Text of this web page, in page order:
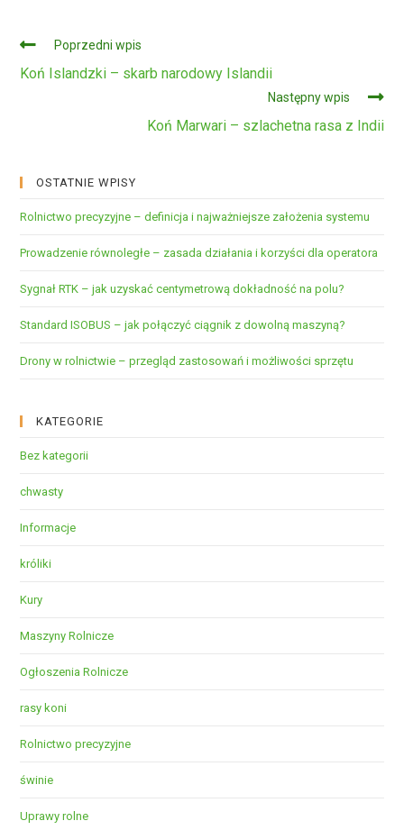
Czytaj
dalej
Poprzedni wpis
Koń Islandzki – skarb narodowy Islandii
Następny wpis
Koń Marwari – szlachetna rasa z Indii
OSTATNIE WPISY
Rolnictwo precyzyjne – definicja i najważniejsze założenia systemu
Prowadzenie równoległe – zasada działania i korzyści dla operatora
Sygnał RTK – jak uzyskać centymetrową dokładność na polu?
Standard ISOBUS – jak połączyć ciągnik z dowolną maszyną?
Drony w rolnictwie – przegląd zastosowań i możliwości sprzętu
KATEGORIE
Bez kategorii
chwasty
Informacje
króliki
Kury
Maszyny Rolnicze
Ogłoszenia Rolnicze
rasy koni
Rolnictwo precyzyjne
świnie
Uprawy rolne